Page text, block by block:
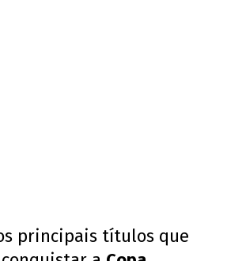
principais títulos que